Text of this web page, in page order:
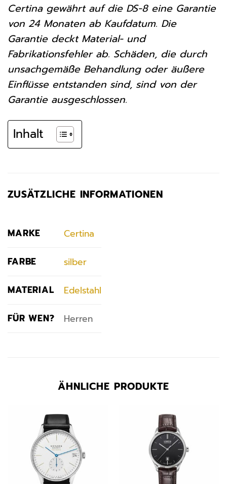
Certina gewährt auf die DS-8 eine Garantie
von 24 Monaten ab Kaufdatum. Die
Garantie deckt Material- und
Fabrikationsfehler ab. Schäden, die durch
unsachgemäße Behandlung oder äußere
Einflüsse entstanden sind, sind von der
Garantie ausgeschlossen.
Inhalt
ZUSÄTZLICHE INFORMATIONEN
MARKE Certina
FARBE silber
MATERIAL Edelstahl
FÜR WEN? Herren
ÄHNLICHE PRODUKTE